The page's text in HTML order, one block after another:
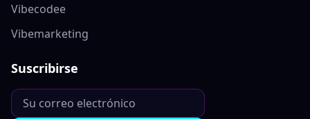
Vibecodee
Vibemarketing
Suscribirse